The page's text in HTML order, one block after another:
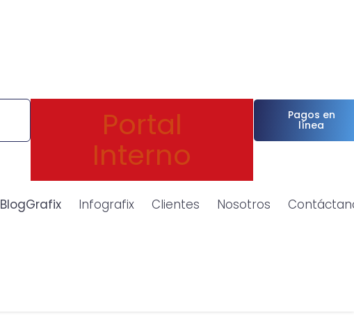
Portal
Interno
Pagos en
línea
BlogGrafix Infografix Clientes Nosotros